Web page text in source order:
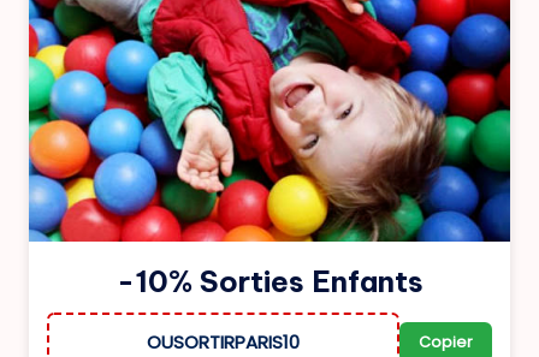
-10% Sorties Enfants
OUSORTIRPARIS10 Copier